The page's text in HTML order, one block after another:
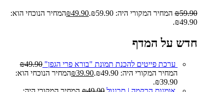
₪59.90 המחיר המקורי היה: ₪59.90. ₪49.90
המחיר הנוכחי הוא:
₪49.90.
חדש על המדף
ערכת פייטים להכנת תמונת "בורא פרי הגפן" ₪49.90
המחיר המקורי היה: ₪49.90.
₪39.90
המחיר הנוכחי הוא:
₪39.90.